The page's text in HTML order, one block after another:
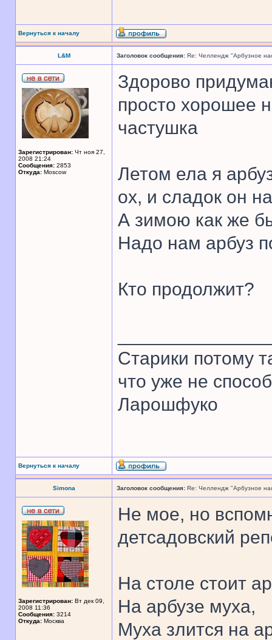
Вернуться к началу
L&M Заголовок сообщения: Re: Челлендж "Арбузное
Зарегистрирован: Чт ноя 27,
2008 21:24
Сообщения: 2853
Откуда: Moscow
Здорово
просто хорошее
частушка
Летом ела я
ох, и сладок он
А зимою как же
Надо нам арбуз
Кто продолжит?
Старики потому
что уже не
Ларошфуко
Вернуться к началу
Simona Заголовок сообщения: Re: Челлендж "Арбузное
Зарегистрирован: Вт дек 09,
2008 11:36
Сообщения: 3214
Откуда: Москва
Не мое, но
детсадовский
На столе стоит
На арбузе муха,
Муха злится на